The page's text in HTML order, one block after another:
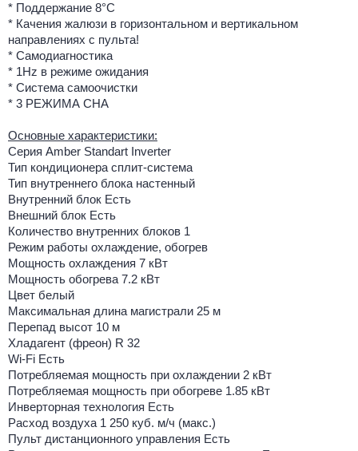
* Поддержание 8°С
* Качения жалюзи в горизонтальном и вертикальном
направлениях с пульта!
* Самодиагностика
* 1Hz в режиме ожидания
* Система самоочистки
* 3 РЕЖИМА СНА
Основные характеристики:
Серия Amber Standart Inverter
Тип кондиционера сплит-система
Тип внутреннего блока настенный
Внутренний блок Есть
Внешний блок Есть
Количество внутренних блоков 1
Режим работы охлаждение, обогрев
Мощность охлаждения 7 кВт
Мощность обогрева 7.2 кВт
Цвет белый
Максимальная длина магистрали 25 м
Перепад высот 10 м
Хладагент (фреон) R 32
Wi-Fi Есть
Потребляемая мощность при охлаждении 2 кВт
Потребляемая мощность при обогреве 1.85 кВт
Инверторная технология Есть
Расход воздуха 1 250 куб. м/ч (макс.)
Пульт дистанционного управления Есть